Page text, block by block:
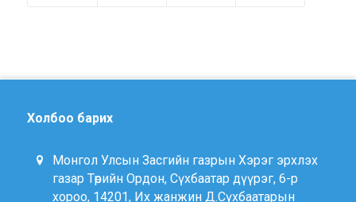
Холбоо барих
Монгол Улсын Засгийн газрын Хэрэг эрхлэх
газар Төрийн Ордон, Сүхбаатар дүүрэг, 6-р
хороо, 14201, Их жанжин Д.Сүхбаатарын